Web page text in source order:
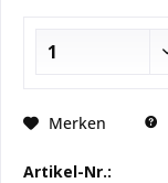
Merken
Artikel-Nr.: